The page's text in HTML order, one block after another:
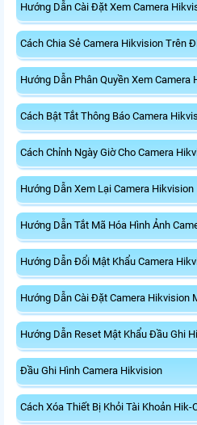
Hướng Dẫn Cài Đặt Xem Camera
Cách Chia Sẻ Camera Hikvision Trên
Hướng Dẫn Phân Quyền Xem Camera
Cách Bật Tắt Thông Báo Camera
Cách Chỉnh Ngày Giờ Cho Camera
Hướng Dẫn Xem Lại Camera Hikvision
Hướng Dẫn Tắt Mã Hóa Hình Ảnh
Hướng Dẫn Đổi Mật Khẩu Camera
Hướng Dẫn Cài Đặt Camera Hikvision
Hướng Dẫn Reset Mật Khẩu Đầu Ghi
Đầu Ghi Hình Camera Hikvision
Cách Xóa Thiết Bị Khỏi Tài Khoản Hik-